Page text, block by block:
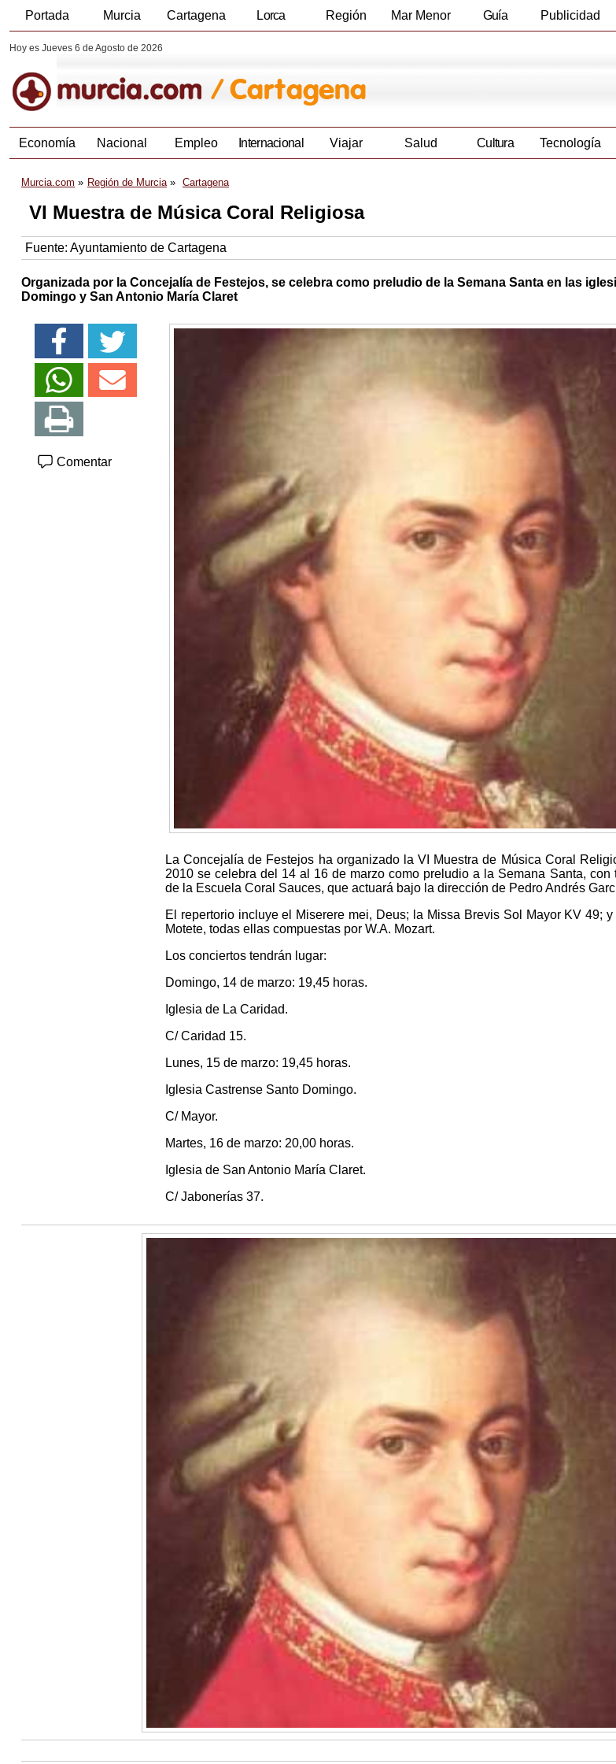
Portada Murcia Cartagena Lorca Región Mar Menor Guía Publicidad
Hoy es Jueves 6 de Agosto de 2026
Economía Nacional Empleo Internacional Viajar Salud Cultura Tecnología
Murcia.com Región de Murcia Cartagena
VI Muestra de Música Coral Religiosa
Fuente: Ayuntamiento de Cartagena
Organizada por la Concejalía de Festejos, se celebra como preludio de la Semana Santa en las
Domingo y San Antonio María Claret
Comentar
La Concejalía de Festejos ha organizado la VI Muestra de Música Coral
2010 se celebra del 14 al 16 de marzo como preludio a la Semana Santa, con
de la Escuela Coral Sauces, que actuará bajo la dirección de Pedro Andrés
El repertorio incluye el Miserere mei, Deus; la Missa Brevis Sol Mayor KV 49;
Motete, todas ellas compuestas por W.A. Mozart.
Los conciertos tendrán lugar:
Domingo, 14 de marzo: 19,45 horas.
Iglesia de La Caridad.
C/ Caridad 15.
Lunes, 15 de marzo: 19,45 horas.
Iglesia Castrense Santo Domingo.
C/ Mayor.
Martes, 16 de marzo: 20,00 horas.
Iglesia de San Antonio María Claret.
C/ Jabonerías 37.